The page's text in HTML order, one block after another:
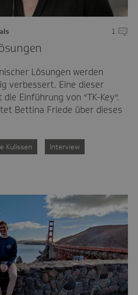
1
Lösungen werden
verbessert. Eine dieser
Einführung von "TK-Key".
Bettina Friede über dieses
Kulissen Interview